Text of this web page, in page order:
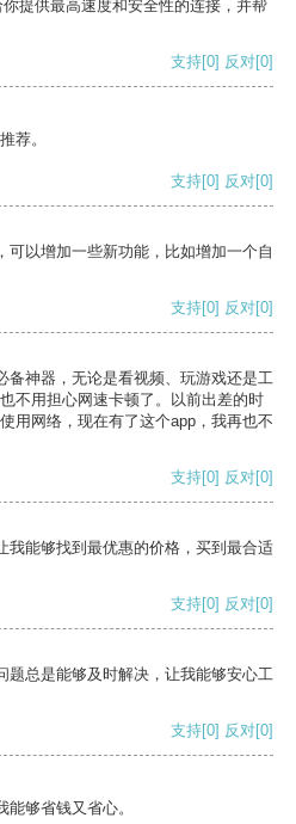
提供最高速度和安全性的连接，并帮
支持[0] 反对[0]
荐。
支持[0] 反对[0]
可以增加一些新功能，比如增加一个自
支持[0] 反对[0]
备神器，无论是看视频、玩游戏还是工
不用担心网速卡顿了。以前出差的时
用网络，现在有了这个app，我再也不
支持[0] 反对[0]
我能够找到最优惠的价格，买到最合适
支持[0] 反对[0]
题总是能够及时解决，让我能够安心工
支持[0] 反对[0]
够省钱又省心。